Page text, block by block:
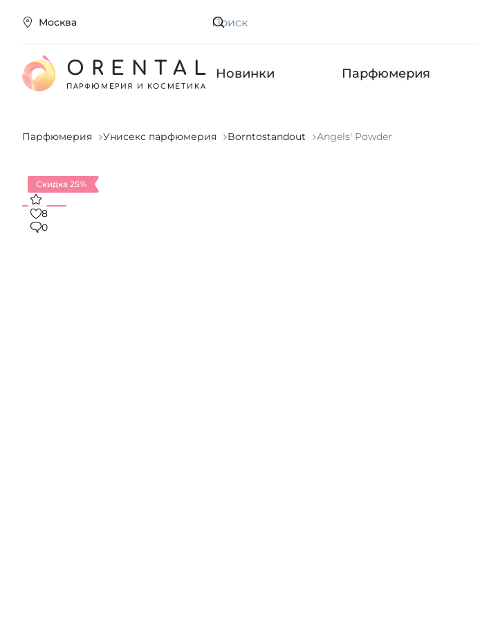
Москва Искать
ORENTAL
ПАРФЮМЕРИЯ И КОСМЕТИКА
Новинки Парфюмерия
Парфюмерия Унисекс парфюмерия Borntostandout Angels' Powder
Скидка 25%
8
0